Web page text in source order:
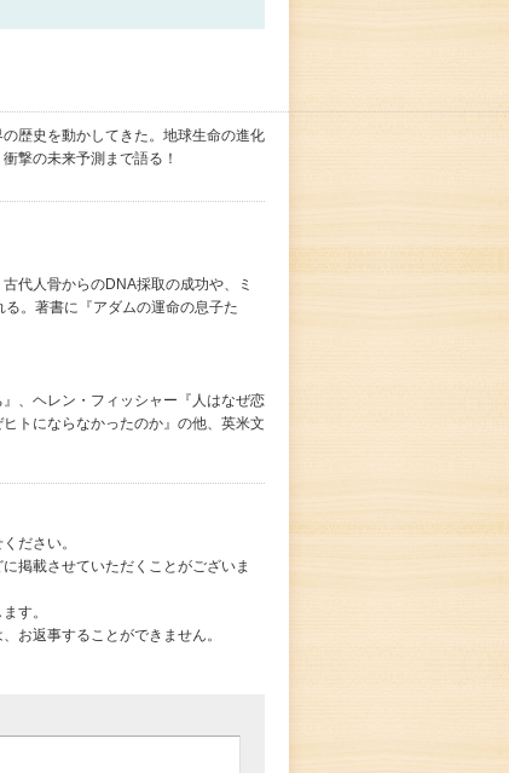
歴史を動かしてきた。地球生命の進化
撃の未来予測まで語る！
代人骨からのDNA採取の成功や、ミ
。著書に『アダムの運命の息子た
、ヘレン・フィッシャー『人はなぜ恋
トにならなかったのか』の他、英米文
ださい。
掲載させていただくことがございま
す。
お返事することができません。